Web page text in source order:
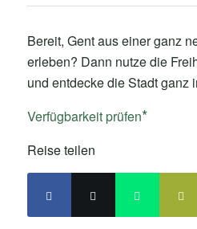
Bereit, Gent aus einer ganz
erleben? Dann nutze die
und entdecke die Stadt ganz
Verfügbarkeit prüfen
Reise teilen